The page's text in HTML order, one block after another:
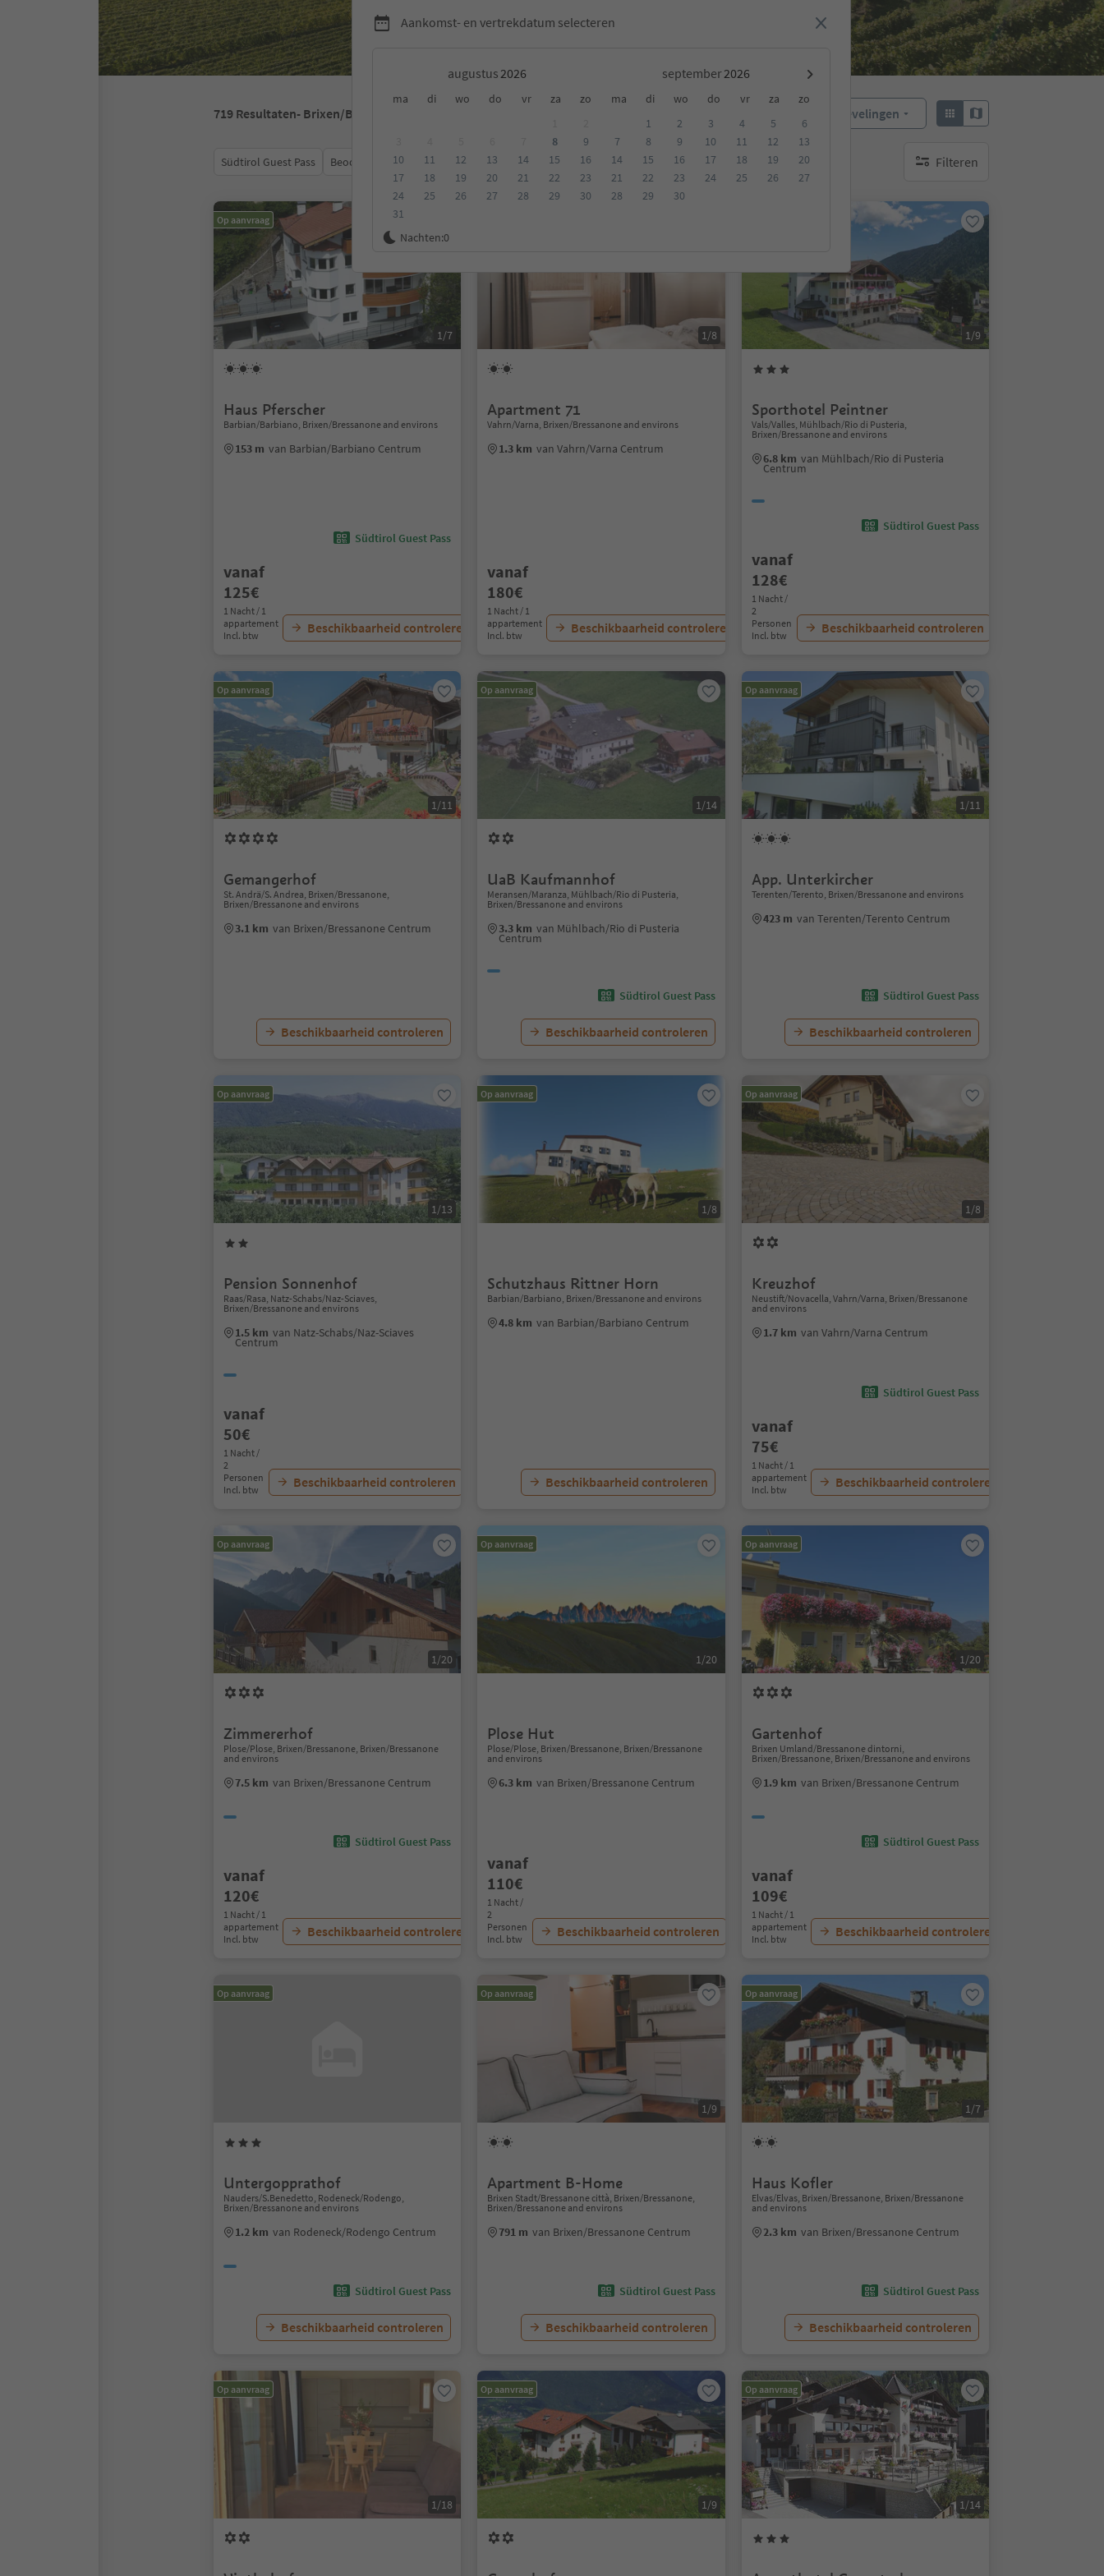
Aankomst- en vertrekdatum selecteren
augustus september
ma di wo do vr za zo ma di wo do vr za
zo
8
9
10
11 12 13 14 15
16
17
18 19 20 21 22
23
24
25 26 27 28 29
30
31
1 2 3 4 5
6
7
8 9 10 11 12
13
14
15 16 17 18 19
20
21
22 23 24 25 26
27
28
29 30
Nachten:0
719 Resultaten- Brixen/Bressanone en omgeving Aanbevelingen
Südtirol Guest Pass Beoordeling Categorie Type catering Duurzame accommodatie Filteren
geen actieve filters
Op aanvraag
1/7
Haus Pferscher
Barbian/Barbiano, Brixen/Bressanone and environs
153 m van Barbian/Barbiano Centrum
Südtirol Guest Pass
vanaf
125€
1 Nacht / 1
appartement
Incl. btw
Beschikbaarheid controleren
1/8
Apartment 71
Vahrn/Varna, Brixen/Bressanone and environs
1.3 km van Vahrn/Varna Centrum
vanaf
180€
1 Nacht / 1
appartement
Incl. btw
Beschikbaarheid controleren
1/9
Sporthotel Peintner
Vals/Valles, Mühlbach/Rio di Pusteria,
Brixen/Bressanone and environs
6.8 km van Mühlbach/Rio di Pusteria
Centrum
Südtirol Guest Pass
vanaf
128€
1 Nacht /
2
Personen
Incl. btw
Beschikbaarheid controleren
Op aanvraag
1/11
Gemangerhof
St. Andrä/S. Andrea, Brixen/Bressanone,
Brixen/Bressanone and environs
3.1 km van Brixen/Bressanone Centrum
Beschikbaarheid controleren
Op aanvraag
1/14
UaB Kaufmannhof
Meransen/Maranza, Mühlbach/Rio di Pusteria,
Brixen/Bressanone and environs
3.3 km van Mühlbach/Rio di Pusteria
Centrum
Südtirol Guest Pass
Beschikbaarheid controleren
Op aanvraag
1/11
App. Unterkircher
Terenten/Terento, Brixen/Bressanone and environs
423 m van Terenten/Terento Centrum
Südtirol Guest Pass
Beschikbaarheid controleren
Op aanvraag
1/13
Pension Sonnenhof
Raas/Rasa, Natz-Schabs/Naz-Sciaves,
Brixen/Bressanone and environs
1.5 km van Natz-Schabs/Naz-Sciaves
Centrum
vanaf
50€
1 Nacht /
2
Personen
Incl. btw
Beschikbaarheid controleren
Op aanvraag
1/8
Schutzhaus Rittner Horn
Barbian/Barbiano, Brixen/Bressanone and environs
4.8 km van Barbian/Barbiano Centrum
Beschikbaarheid controleren
Op aanvraag
1/8
Kreuzhof
Neustift/Novacella, Vahrn/Varna, Brixen/Bressanone
and environs
1.7 km van Vahrn/Varna Centrum
Südtirol Guest Pass
vanaf
75€
1 Nacht / 1
appartement
Incl. btw
Beschikbaarheid controleren
Op aanvraag
1/20
Zimmererhof
Plose/Plose, Brixen/Bressanone, Brixen/Bressanone
and environs
7.5 km van Brixen/Bressanone Centrum
Südtirol Guest Pass
vanaf
120€
1 Nacht / 1
appartement
Incl. btw
Beschikbaarheid controleren
Op aanvraag
1/20
Plose Hut
Plose/Plose, Brixen/Bressanone, Brixen/Bressanone
and environs
6.3 km van Brixen/Bressanone Centrum
vanaf
110€
1 Nacht /
2
Personen
Incl. btw
Beschikbaarheid controleren
Op aanvraag
1/20
Gartenhof
Brixen Umland/Bressanone dintorni,
Brixen/Bressanone, Brixen/Bressanone and environs
1.9 km van Brixen/Bressanone Centrum
Südtirol Guest Pass
vanaf
109€
1 Nacht / 1
appartement
Incl. btw
Beschikbaarheid controleren
Op aanvraag
Untergopprathof
Nauders/S.Benedetto, Rodeneck/Rodengo,
Brixen/Bressanone and environs
1.2 km van Rodeneck/Rodengo Centrum
Südtirol Guest Pass
Beschikbaarheid controleren
Op aanvraag
1/9
Apartment B-Home
Brixen Stadt/Bressanone città, Brixen/Bressanone,
Brixen/Bressanone and environs
791 m van Brixen/Bressanone Centrum
Südtirol Guest Pass
Beschikbaarheid controleren
Op aanvraag
1/7
Haus Kofler
Elvas/Elvas, Brixen/Bressanone, Brixen/Bressanone
and environs
2.3 km van Brixen/Bressanone Centrum
Südtirol Guest Pass
Beschikbaarheid controleren
Op aanvraag
1/18
Op aanvraag
1/9
Op aanvraag
1/14